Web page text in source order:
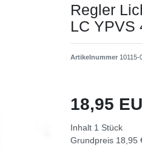
Regler
LC YPVS
Artikelnummer 10115-
18,95
Inhalt 1 Stück
Grundpreis 18,95